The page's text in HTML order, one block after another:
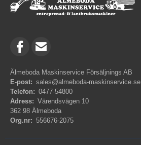
Älmeboda Maskinservice Försäljnings AB
E-post: sales@almeboda-maskinservice.se
Telefon: 0477-54800
Adress: Värendsvägen 10
362 98 Älmeboda
Org.nr: 556676-2075